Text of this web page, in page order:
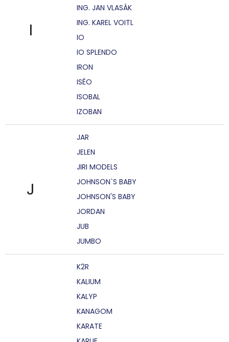
I
ING. JAN VLASÁK
ING. KAREL VOITL
IO
IO SPLENDO
IRON
ISÉO
ISOBAL
IZOBAN
J
JAR
JELEN
JIRI MODELS
JOHNSON`S BABY
JOHNSON'S BABY
JORDAN
JUB
JUMBO
K2R
KALIUM
KALYP
KANAGOM
KARATE